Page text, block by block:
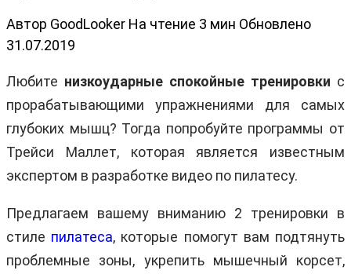
Автор GoodLooker На чтение 3 мин Обновлено
31.07.2019
Любите низкоударные спокойные тренировки с
прорабатывающими упражнениями для самых
глубоких мышц? Тогда попробуйте программы от
Трейси Маллет, которая является известным
экспертом в разработке видео по пилатесу.
Предлагаем вашему вниманию 2 тренировки в
стиле пилатеса, которые помогут вам подтянуть
проблемные зоны, укрепить мышечный корсет,